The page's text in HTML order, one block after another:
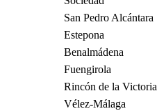
San Pedro Alcántara
Estepona
Benalmádena
Fuengirola
Rincón de la Victoria
Vélez-Málaga